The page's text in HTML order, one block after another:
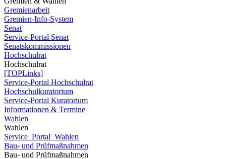
Gremienarbeit
Gremien-Info-System
Senat
Service-Portal Senat
Senatskommissionen
Hochschulrat
Hochschulrat
[TOPLinks]
Service-Portal Hochschulrat
Hochschulkuratorium
Service-Portal Kuratorium
Informationen & Termine
Wahlen
Wahlen
Service_Portal_Wahlen
Bau- und Prüfmaßnahmen
Bau- und Prüfmaßnahmen